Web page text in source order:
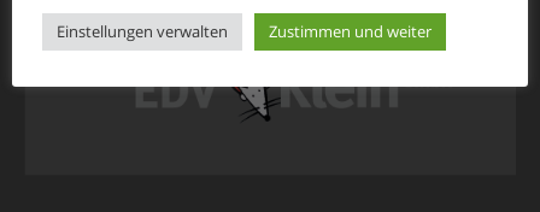
Einstellungen verwalten Zustimmen und weiter